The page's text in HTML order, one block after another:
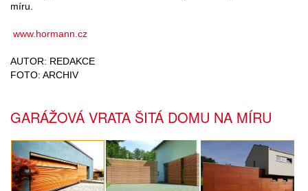
míru.
www.hormann.cz
AUTOR: REDAKCE
FOTO: ARCHIV
GARÁŽOVÁ VRATA ŠITÁ DOMU NA MÍRU